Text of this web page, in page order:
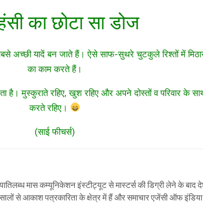
का छोटा सा डोज
अच्छी यादें बन जाते हैं। ऐसे साफ-सुथरे चुटकुले रिश्तों में
का काम करते हैं।
है। मुस्कुराते रहिए, खुश रहिए और अपने दोस्तों व परिवार के
करते रहिए।
(साई फीचर्स)
मास कम्यूनिकेशन इंस्टीट्यूट से मास्टर्स की डिग्री लेने के बाद
से आकाश पत्रकारिता के क्षेत्र में हैं और समाचार एजेंसी ऑफ